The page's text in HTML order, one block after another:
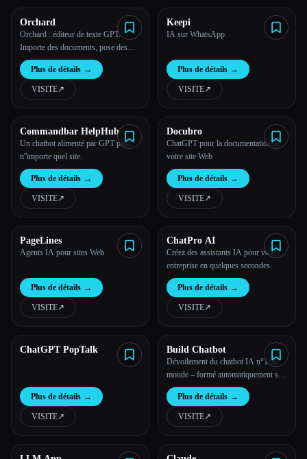
Orchard
Orchard : éditeur de texte GPT.
Importe des documents, pose des
questions, améliore ton écriture.
Plus de détails →
VISITE↗︎
Keepi
IA sur WhatsApp.
Plus de détails →
VISITE↗︎
Commandbar HelpHub
Un chatbot alimenté par GPT pour
n''importe quel site.
Plus de détails →
VISITE↗︎
Docubro
ChatGPT pour la documentation de
votre site Web
Plus de détails →
VISITE↗︎
PageLines
Agents IA pour sites Web
Plus de détails →
VISITE↗︎
ChatPro AI
Créez des assistants IA pour votre
entreprise en quelques secondes.
Plus de détails →
VISITE↗︎
ChatGPT PopTalk
Plus de détails →
VISITE↗︎
Build Chatbot
Dévoilement du chatbot IA n°1 au
monde – formé automatiquement sur
vos données privées, prenant en
charge tous les formats de fichiers
Plus de détails →
VISITE↗︎